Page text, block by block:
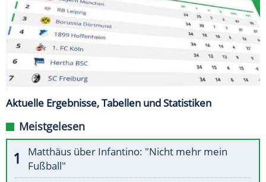
Aktuelle Ergebnisse, Tabellen und Statistiken
Meistgelesen
Matthäus über Infantino: "Nicht mehr mein
Fußball"